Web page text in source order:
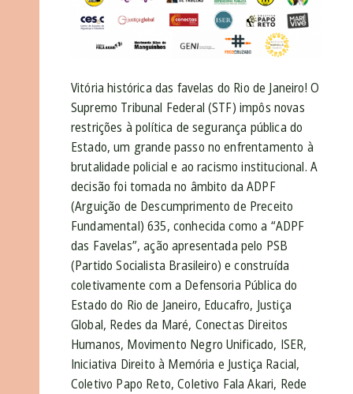
Vitória histórica das favelas do Rio de Janeiro! O
Supremo Tribunal Federal (STF) impôs novas
restrições à política de segurança pública do
Estado, um grande passo no enfrentamento à
brutalidade policial e ao racismo institucional. A
decisão foi tomada no âmbito da ADPF
(Arguição de Descumprimento de Preceito
Fundamental) 635, conhecida como a “ADPF
das Favelas”, ação apresentada pelo PSB
(Partido Socialista Brasileiro) e construída
coletivamente com a Defensoria Pública do
Estado do Rio de Janeiro, Educafro, Justiça
Global, Redes da Maré, Conectas Direitos
Humanos, Movimento Negro Unificado, ISER,
Iniciativa Direito à Memória e Justiça Racial,
Coletivo Papo Reto, Coletivo Fala Akari, Rede